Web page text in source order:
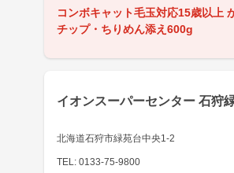
コンボキャット毛玉対応15歳以上
チップ・ちりめん添え600g
イオンスーパーセンター 石狩
北海道石狩市緑苑台中央1-2
TEL: 0133-75-9800